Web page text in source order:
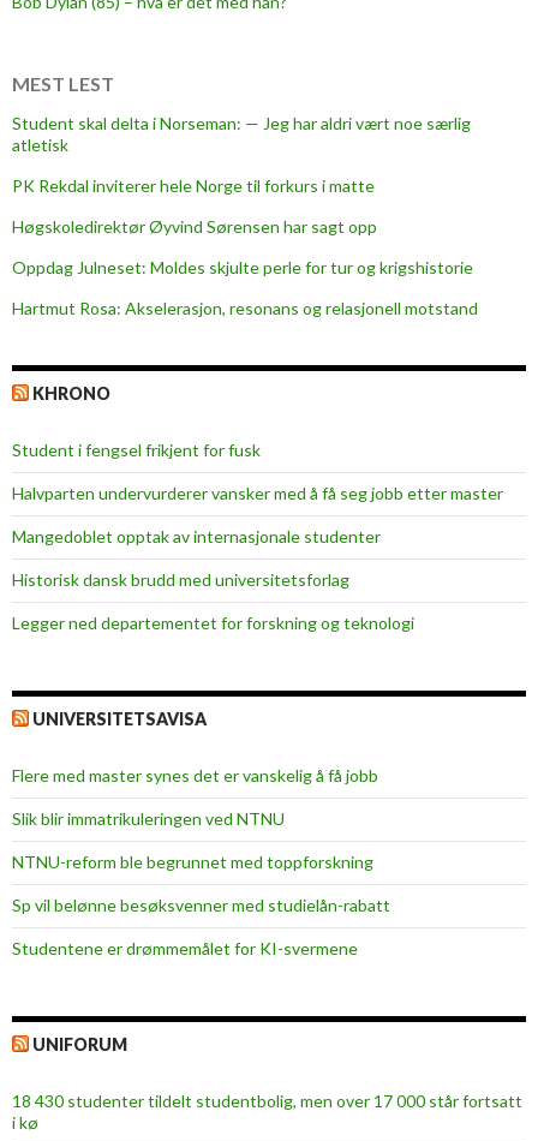
n
i
l
ø
l
a
MEST LEST
Student skal delta i Norseman: — Jeg har aldri vært noe særlig
atletisk
PK Rekdal inviterer hele Norge til forkurs i matte
Høgskoledirektør Øyvind Sørensen har sagt opp
Oppdag Julneset: Moldes skjulte perle for tur og krigshistorie
Hartmut Rosa: Akselerasjon, resonans og relasjonell motstand
KHRONO
Student i fengsel frikjent for fusk
Halvparten undervurderer vansker med å få seg jobb etter master
Mangedoblet opptak av internasjonale studenter
Historisk dansk brudd med universitetsforlag
Legger ned departementet for forskning og teknologi
UNIVERSITETSAVISA
Flere med master synes det er vanskelig å få jobb
Slik blir immatrikuleringen ved NTNU
NTNU-reform ble begrunnet med toppforskning
Sp vil belønne besøksvenner med studielån-rabatt
Studentene er drømmemålet for KI-svermene
UNIFORUM
18 430 studenter tildelt studentbolig, men over 17 000 står fortsatt
i kø